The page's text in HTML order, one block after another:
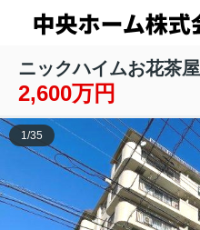
ニックハイムお花茶屋
2,600万円
1/35